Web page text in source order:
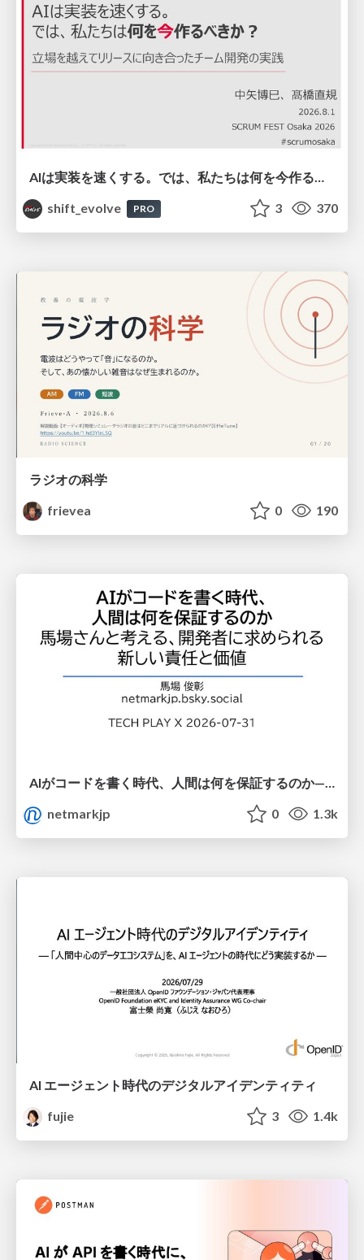
AIは実装を速くする。では、私たちは何を今作るべきか？－立場を越えてリリースに向き合ったチーム開発の実践 / 20260801 Hiromi Nakaya and Naoki Takahashi
shift_evolve
PRO 3 370
ラジオの科学
frievea
0 190
netmarkjp
0 1.3k
AI エージェント時代のデジタルアイデンティティ
fujie
3 1.4k